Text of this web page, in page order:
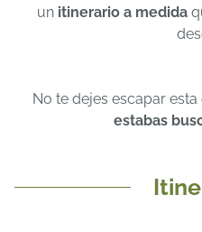
un itinerario a medida
No te dejes escapar
estabas